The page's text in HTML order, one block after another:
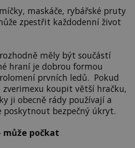
maskáče, rybářské pruty
zpestřit každodenní život
měly být součástí
hraní je dobrou formou
prvních ledů. Pokud
zverimexu koupit větší hračku,
ji obecně rády používají a
poskytnout bezpečný úkryt.
může počkat